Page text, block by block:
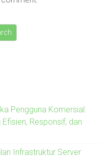
Pengguna Komersial:
Responsif, dan
Infrastruktur Server